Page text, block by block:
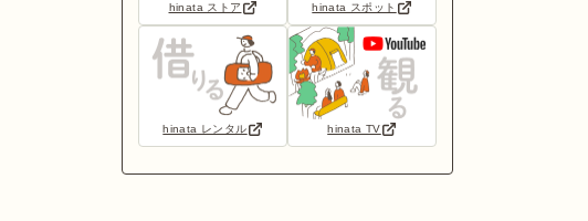
hinata ストア hinata スポット
hinata レンタル hinata TV